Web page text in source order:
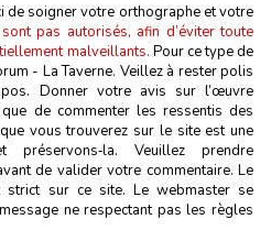
de soigner votre orthographe et votre
pas autorisés, afin d’éviter toute
malveillants. Pour ce type de
- La Taverne. Veillez à rester polis
Donner votre avis sur l’œuvre
de commenter les ressentis des
vous trouverez sur le site est une
préservons‑la. Veuillez prendre
de valider votre commentaire. Le
strict sur ce site. Le webmaster se
ne respectant pas les règles